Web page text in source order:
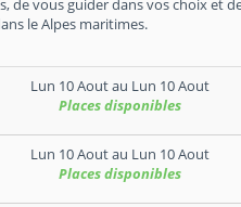
de vous guider dans vos choix et
le Alpes maritimes.
Lun 10 Aoutau Lun 10 Aout
Places disponibles
Lun 10 Aoutau Lun 10 Aout
Places disponibles